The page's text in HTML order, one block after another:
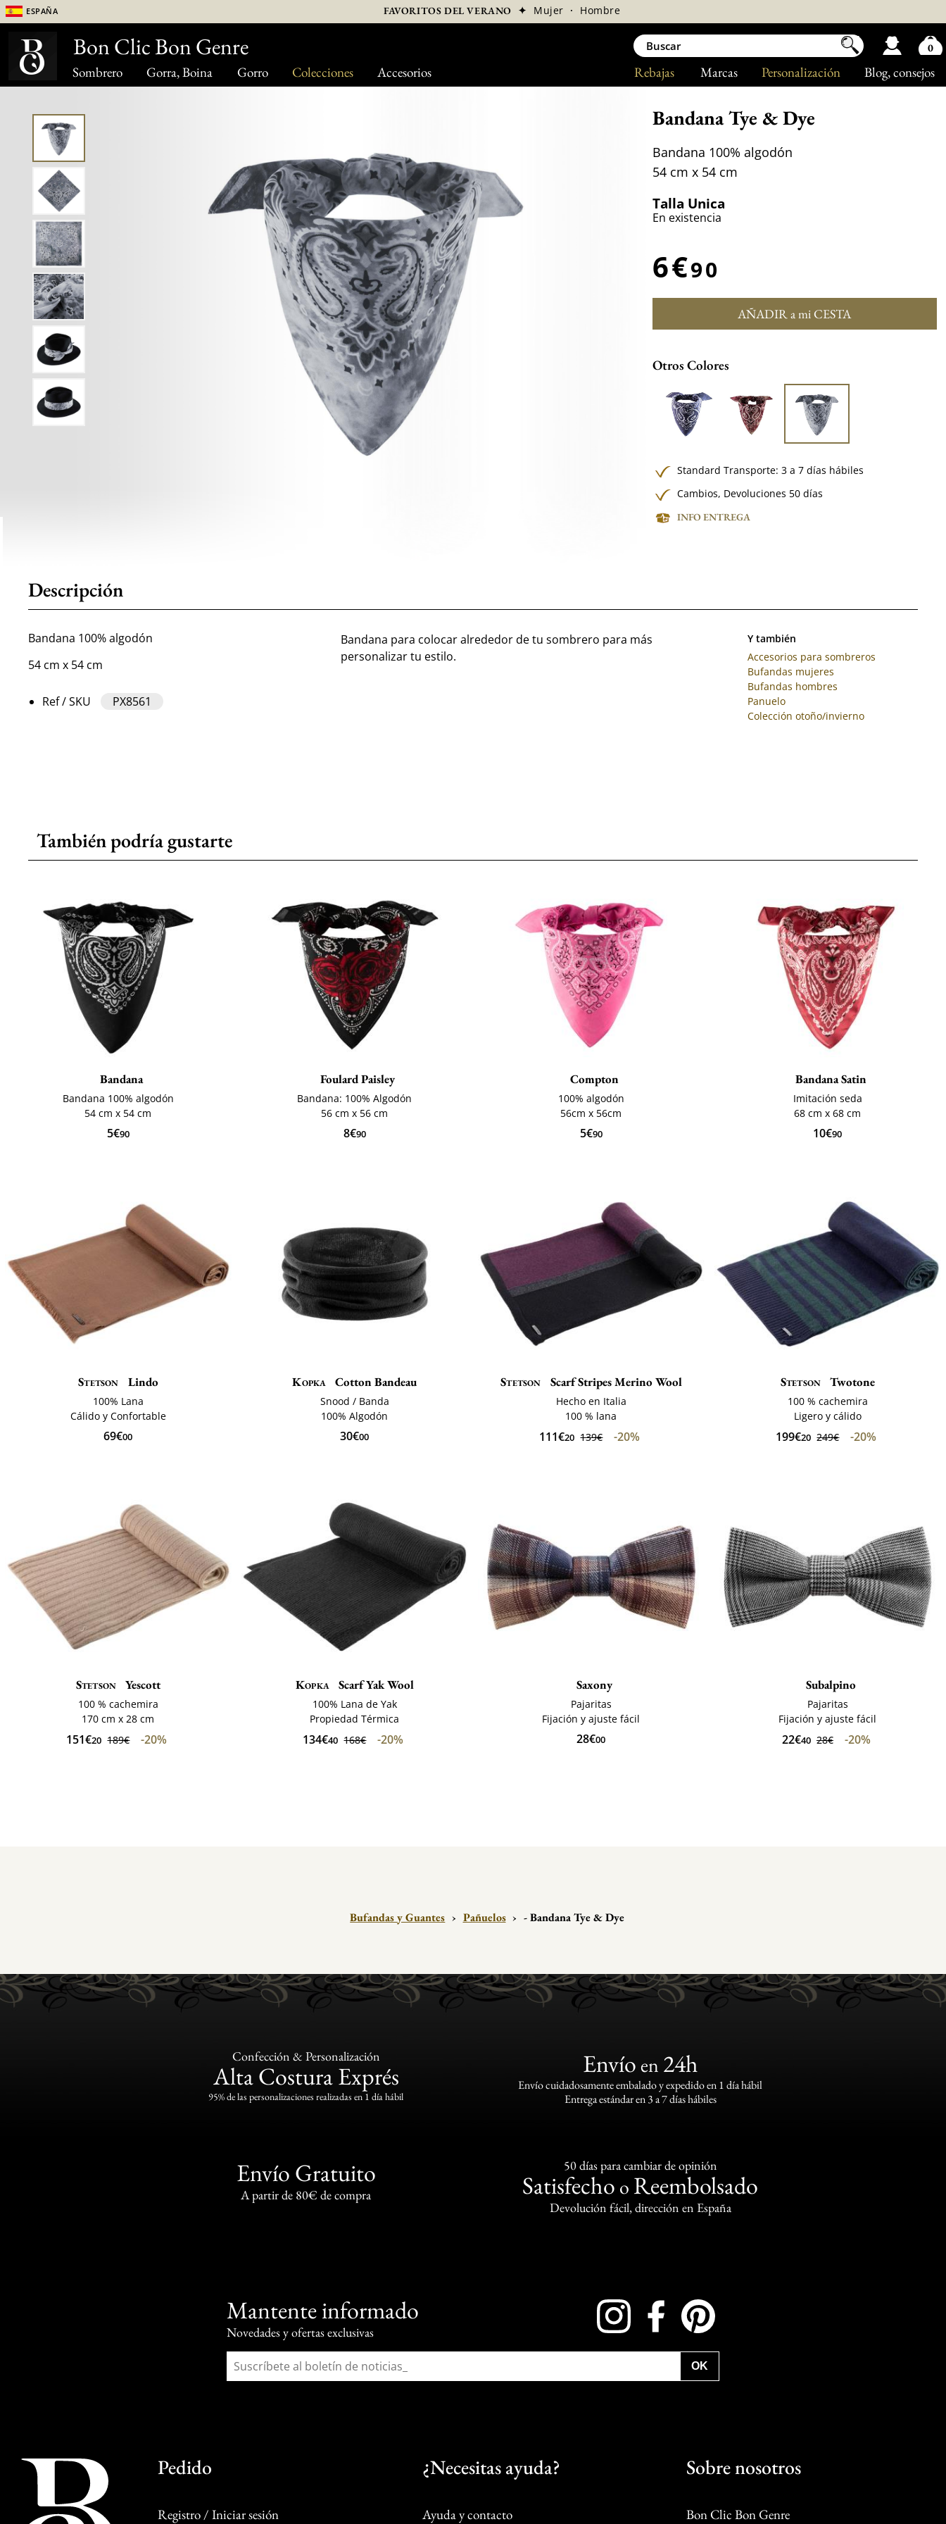
Sombrero Gorra, Boina Gorro Colecciones Accesorios Blog, consejos
Personalización
Marcas
Rebajas
España FAVORITOS DEL VERANO ✦ Mujer · Hombre
Bandana Tye & Dye
Bandana 100% algodón
54 cm x 54 cm
Talla Unica
En existencia
6€90
AÑADIR a mi CESTA
Otros Colores
Standard Transporte: 3 a 7 días hábiles
Cambios, Devoluciones 50 días
INFO ENTREGA
Descripción
Bandana 100% algodón
54 cm x 54 cm
Ref / SKU PX8561
Bandana para colocar alrededor de tu sombrero para más
personalizar tu estilo.
Y también
Accesorios para sombreros
Bufandas mujeres
Bufandas hombres
Panuelo
Colección otoño/invierno
También podría gustarte
Bandana
Bandana 100% algodón
54 cm x 54 cm
5€90
Foulard Paisley
Bandana: 100% Algodón
56 cm x 56 cm
8€90
Compton
100% algodón
56cm x 56cm
5€90
Bandana Satin
Imitación seda
68 cm x 68 cm
10€90
Stetson Lindo
100% Lana
Cálido y Confortable
69€00
Kopka Cotton Bandeau
Snood / Banda
100% Algodón
30€00
Stetson Scarf Stripes Merino Wool
Hecho en Italia
100 % lana
111€20 139€ -20%
Stetson Twotone
100 % cachemira
Ligero y cálido
199€20 249€ -20%
Stetson Yescott
100 % cachemira
170 cm x 28 cm
151€20 189€ -20%
Kopka Scarf Yak Wool
100% Lana de Yak
Propiedad Térmica
134€40 168€ -20%
Saxony
Pajaritas
Fijación y ajuste fácil
28€00
Subalpino
Pajaritas
Fijación y ajuste fácil
22€40 28€ -20%
Bufandas y Guantes › Pañuelos › - Bandana Tye & Dye
Confección & Personalización
Alta Costura Exprés
95% de las personalizaciones realizadas en 1 día hábil
Envíoen 24h
Envío cuidadosamente embalado y expedido en 1 día hábil
Entrega estándar en 3 a 7 días hábiles
Envío Gratuito
A partir de 80€ de compra
50 días para cambiar de opinión
Satisfecho o Reembolsado
Devolución fácil, dirección en España
Mantente informado
Novedades y ofertas exclusivas
InstagramFacebook
OK
Pedido
Registro / Iniciar sesión
¿Necesitas ayuda?
Ayuda y contacto
Sobre nosotros
Bon Clic Bon Genre
Bon Clic Bon Genre 0